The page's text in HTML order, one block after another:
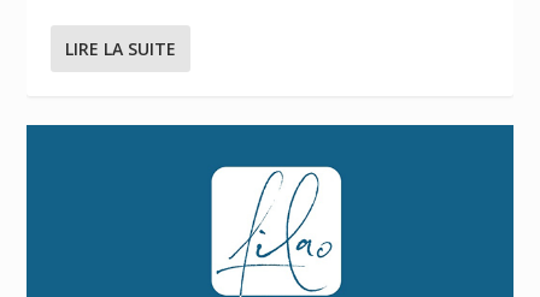
LIRE LA SUITE